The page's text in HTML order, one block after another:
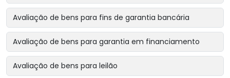
Avaliação de bens para fins de garantia bancária
Avaliação de bens para garantia em financiamento
Avaliação de bens para leilão